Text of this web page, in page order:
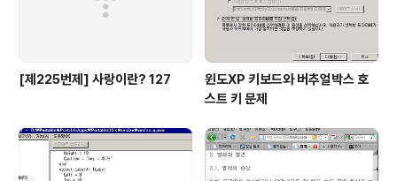
[제225번제] 사랑이란? 127
윈도XP 키보드와 버추얼박스 호
스트 키 문제